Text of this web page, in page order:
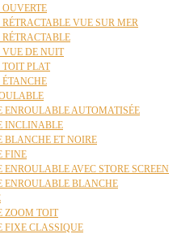
VUE SUR MER
VUE DE NUIT
PLAT
ENROULABLE AUTOMATISÉE
INCLINABLE
BLANCHE ET NOIRE
FINE
ENROULABLE AVEC STORE SCREEN
ENROULABLE BLANCHE
ZOOM TOIT
FIXE CLASSIQUE